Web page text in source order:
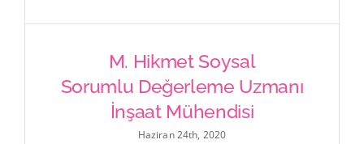
M. Hikmet Soysal
Sorumlu Değerleme Uzmanı
İnşaat Mühendisi
Haziran 24th, 2020